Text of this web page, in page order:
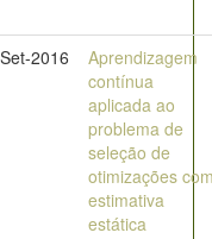
Set-2016
Aprendizagem
contínua
aplicada ao
problema de
seleção de
otimizações
estimativa
estática